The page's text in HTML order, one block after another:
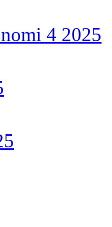
4 2025